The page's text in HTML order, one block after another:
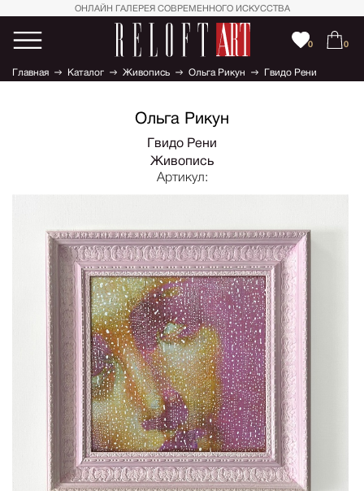
ОНЛАЙН ГАЛЕРЕЯ СОВРЕМЕННОГО ИСКУССТВА
0 0
Главная Каталог Живопись Ольга Рикун Гвидо Рени
Ольга Рикун
Гвидо Рени
Живопись
Артикул: